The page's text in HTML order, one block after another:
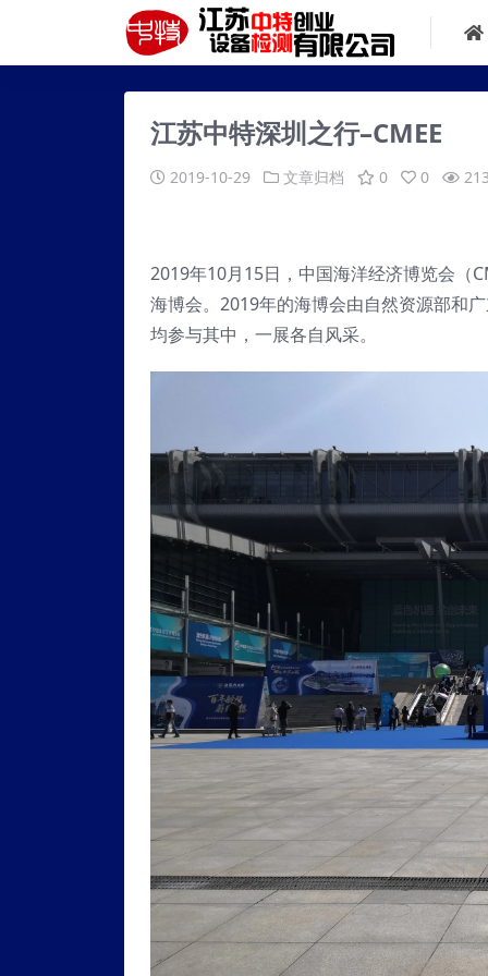
江苏中特深圳之行–CMEE
2019-10-29 文章归档 0 0
2019年10月15日，中国海洋经济博览会（
海博会。2019年的海博会由自然资源部和
均参与其中，一展各自风采。